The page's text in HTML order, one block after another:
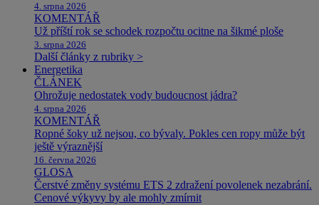
4. srpna 2026
KOMENTÁŘ
Už příští rok se schodek rozpočtu ocitne na šikmé ploše
3. srpna 2026
Další články z rubriky >
Energetika
ČLÁNEK
Ohrožuje nedostatek vody budoucnost jádra?
4. srpna 2026
KOMENTÁŘ
Ropné šoky už nejsou, co bývaly. Pokles cen ropy může být
ještě výraznější
16. června 2026
GLOSA
Čerstvé změny systému ETS 2 zdražení povolenek nezabrání.
Cenové výkyvy by ale mohly zmírnit